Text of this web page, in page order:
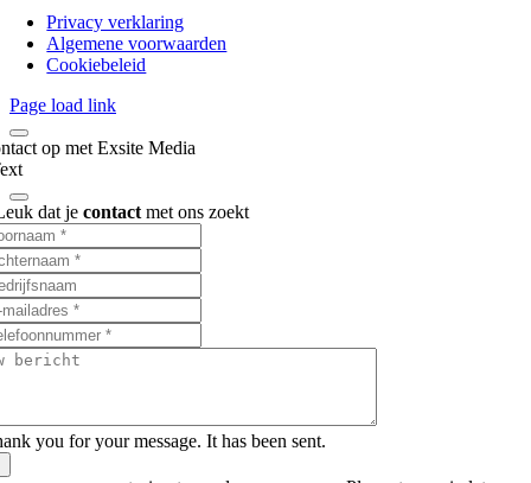
Privacy verklaring
Algemene voorwaarden
Cookiebeleid
Page load link
op met Exsite Media
dat jecontact met ons zoekt
you for your message. It has been sent.